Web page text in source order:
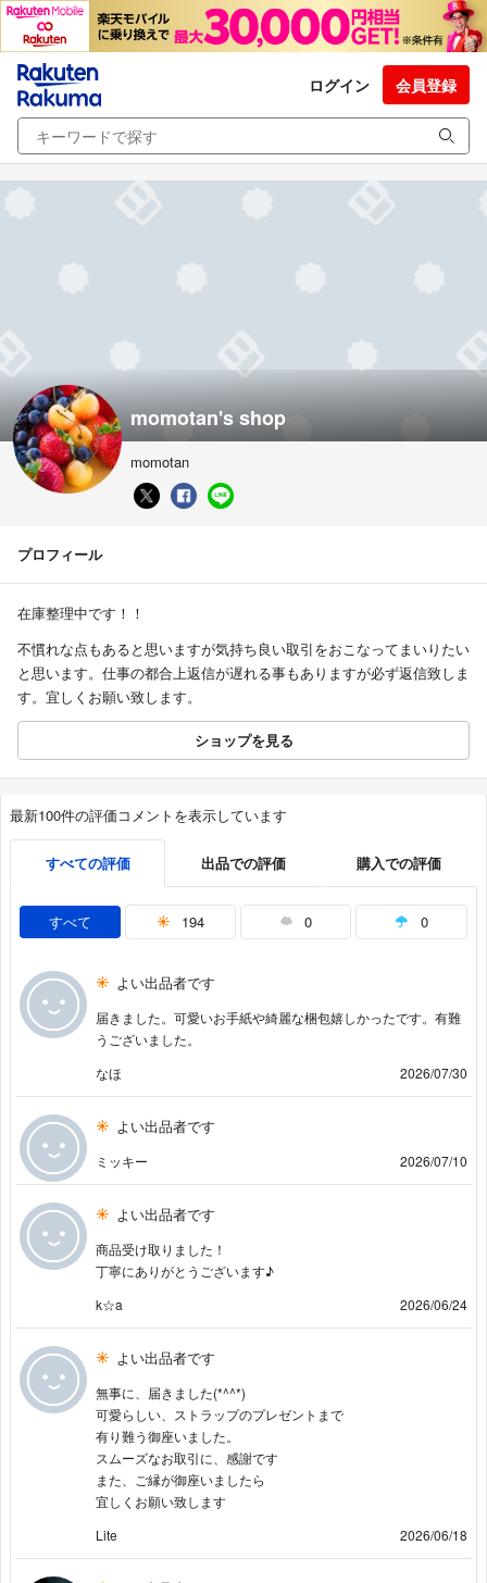
ログイン 会員登録
momotan's shop
momotan
プロフィール
在庫整理中です！！
不慣れな点もあると思いますが気持ち良い取引をおこなってまいりたい
と思います。仕事の都合上返信が遅れる事もありますが必ず返信致しま
す。宜しくお願い致します。
ショップを見る
最新100件の評価コメントを表示しています
すべての評価 出品での評価 購入での評価
すべて 194 0 0
よい出品者です
届きました。可愛いお手紙や綺麗な梱包嬉しかったです。有難
うございました。
なほ
2026/07/30
よい出品者です
ミッキー 2026/07/10
よい出品者です
商品受け取りました！
丁寧にありがとうございます♪
k☆a
2026/06/24
よい出品者です
無事に、届きました(*^^*)
可愛らしい、ストラップのプレゼントまで
有り難う御座いました。
スムーズなお取引に、感謝です
また、ご縁が御座いましたら
宜しくお願い致します
Lite
2026/06/18